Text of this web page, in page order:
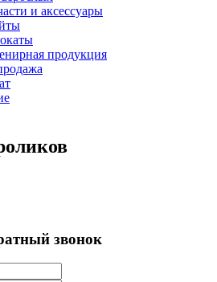
и аксессуары
продукция
звонок